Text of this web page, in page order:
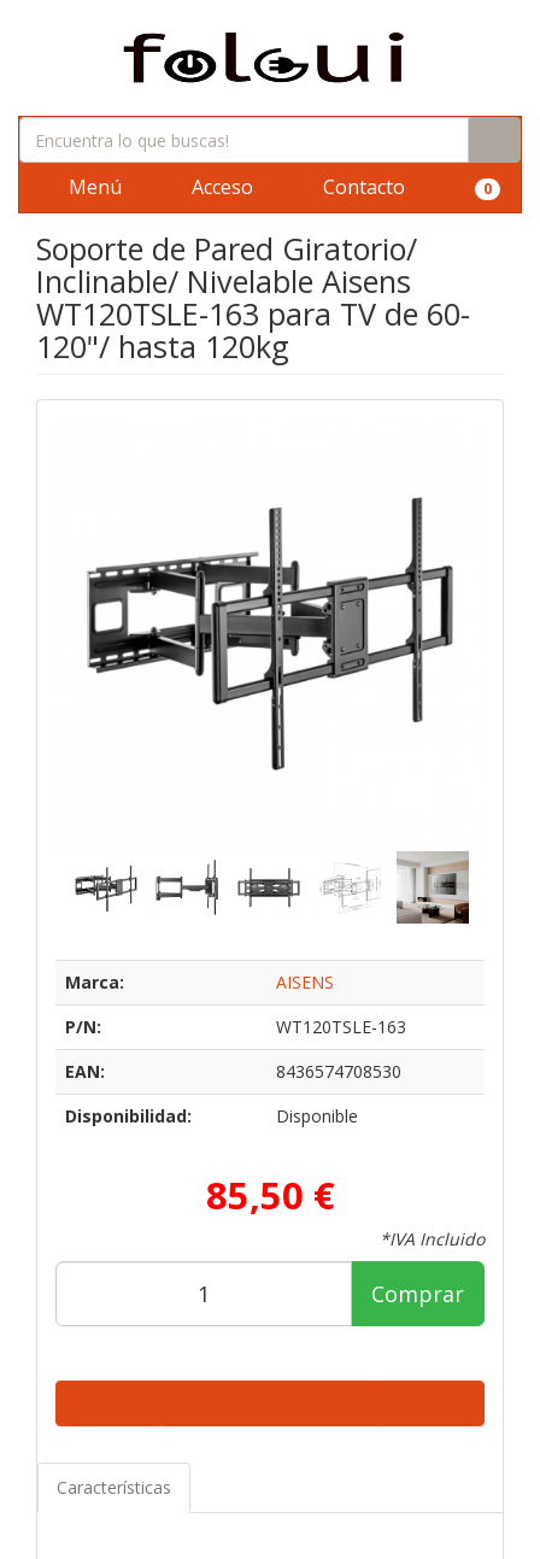
Menú Acceso Contacto 0
Soporte de Pared Giratorio/
Inclinable/ Nivelable Aisens
WT120TSLE-163 para TV de 60-
120"/ hasta 120kg
Marca:
AISENS
P/N:
WT120TSLE-163
EAN:
8436574708530
Disponibilidad:
Disponible
85,50 €
*IVA Incluido
Comprar
Características